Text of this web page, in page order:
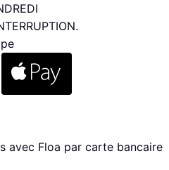
avec Floa par carte bancaire